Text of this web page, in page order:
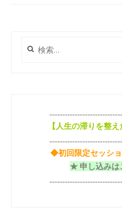
索:
【 人生の滞りを整え
◆初回限定セッシ
★ 申し込み